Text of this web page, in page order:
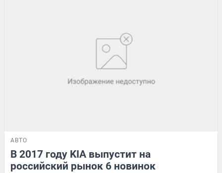
АВТО
В 2017 году KIA выпустит на
российский рынок 6 новинок